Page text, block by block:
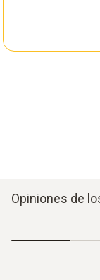
Opiniones de